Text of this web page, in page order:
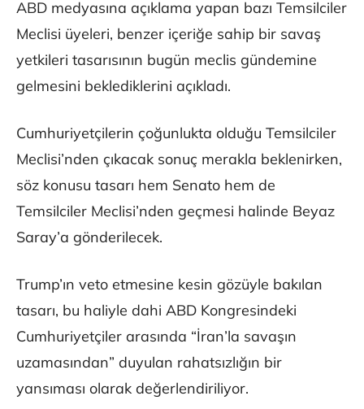
ABD medyasına açıklama yapan bazı Temsilciler
Meclisi üyeleri, benzer içeriğe sahip bir savaş
yetkileri tasarısının bugün meclis gündemine
gelmesini beklediklerini açıkladı.
Cumhuriyetçilerin çoğunlukta olduğu Temsilciler
Meclisi’nden çıkacak sonuç merakla beklenirken,
söz konusu tasarı hem Senato hem de
Temsilciler Meclisi’nden geçmesi halinde Beyaz
Saray’a gönderilecek.
Trump’ın veto etmesine kesin gözüyle bakılan
tasarı, bu haliyle dahi ABD Kongresindeki
Cumhuriyetçiler arasında “İran’la savaşın
uzamasından” duyulan rahatsızlığın bir
yansıması olarak değerlendiriliyor.